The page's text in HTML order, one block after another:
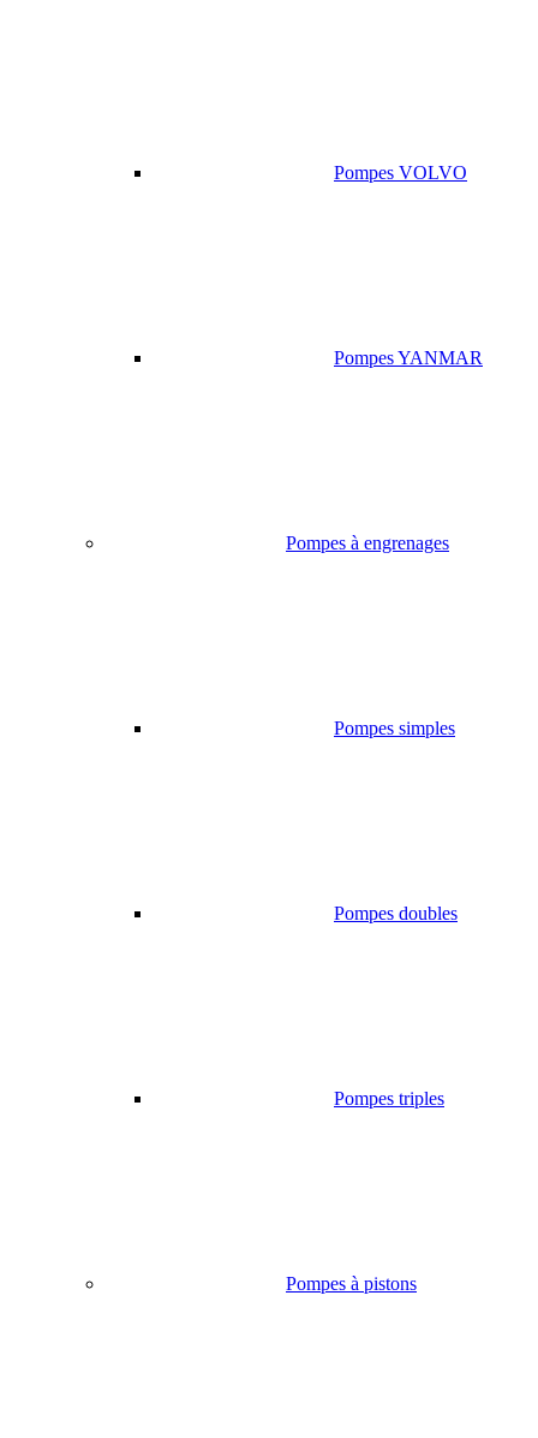
Pompes VOLVO
Pompes YANMAR
Pompes à engrenages
Pompes simples
Pompes doubles
Pompes triples
Pompes à pistons